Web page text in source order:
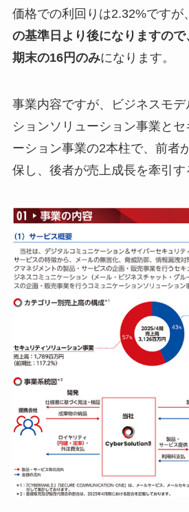
価格での利回りは2.32%ですが、
の基準日より後になりますの
期末の16円のみになります。
事業内容ですが、ビジネスモ
ションソリューション事業と
ーション事業の2本柱で、前者
保し、後者が売上成長を牽引す